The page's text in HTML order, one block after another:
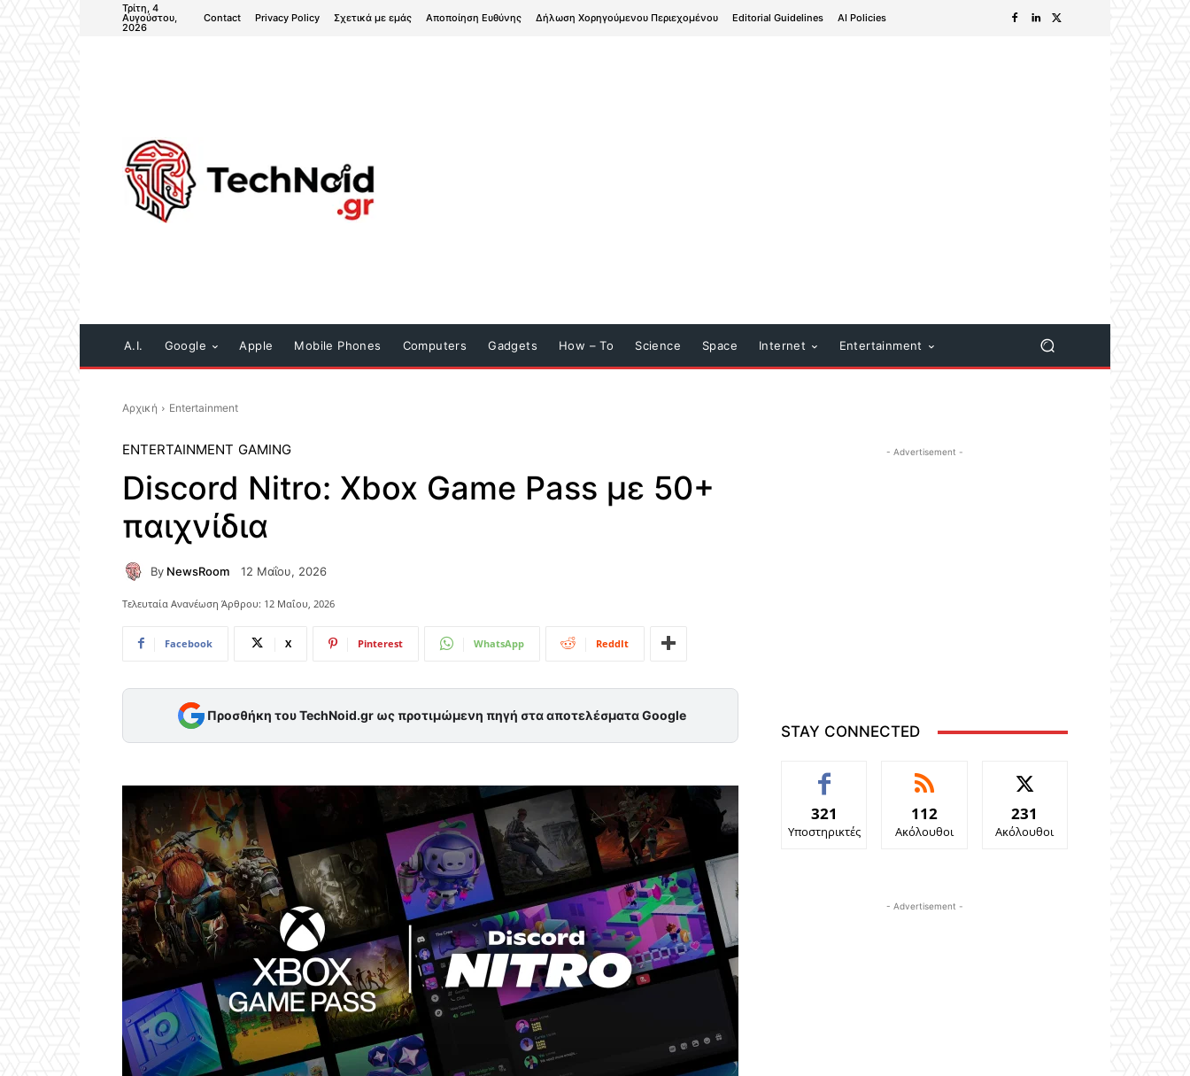
Τρίτη, 4
Αυγούστου,
2026
Contact Privacy Policy Σχετικά με εμάς Αποποίηση Ευθύνης Δήλωση Χορηγούμενου Περιεχομένου Editorial Guidelines AI Policies
A.I. Google Apple Mobile Phones Computers Gadgets How – To Science Space Internet Entertainment
Αρχική Entertainment
ENTERTAINMENT GAMING
Discord Nitro: Xbox Game Pass με 50+
παιχνίδια
By NewsRoom 12 Μαΐου, 2026
Τελευταία Ανανέωση Άρθρου: 12 Μαΐου, 2026
Facebook X Pinterest WhatsApp ReddIt
Προσθήκη του TechNoid.gr ως προτιμώμενη πηγή στα αποτελέσματα Google
- Advertisement -
STAY CONNECTED
321
Υποστηρικτές
112
Ακόλουθοι
231
Ακόλουθοι
- Advertisement -